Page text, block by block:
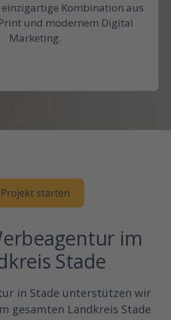
Kombination aus
und modernem Digital
Marketing.
Projekt starten
im
Stade
in Stade unterstützen wir
gesamten Landkreis Stade